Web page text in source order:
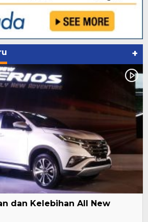
+
dan Kelebihan All New